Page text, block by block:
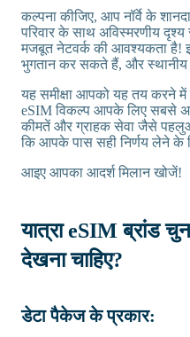
कल्पना कीजिए, आप नॉर्वे के
परिवार के साथ अविस्मरणीय
मजबूत नेटवर्क की आवश्यकता
भुगतान कर सकते हैं, और
यह समीक्षा आपको यह तय करने
eSIM विकल्प आपके लिए सबसे
कीमतें और ग्राहक सेवा जैसे
कि आपके पास सही निर्णय लेने के
आइए आपका आदर्श मिलान खोजें!
यात्रा eSIM ब्रांड
देखना चाहिए?
डेटा पैकेज के प्रकार: